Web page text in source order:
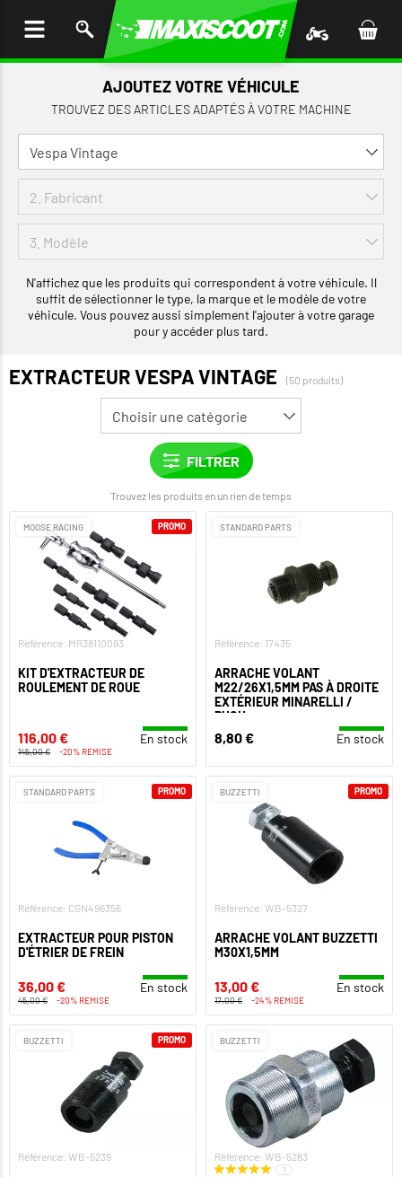
AJOUTEZ VOTRE VÉHICULE
TROUVEZ DES ARTICLES ADAPTÉS À VOTRE MACHINE
N'affichez que les produits qui correspondent à votre véhicule. Il
suffit de sélectionner le type, la marque et le modèle de votre
véhicule. Vous pouvez aussi simplement l'ajouter à votre garage
pour y accéder plus tard.
EXTRACTEUR VESPA VINTAGE (50 produits)
Trouvez les produits en un rien de temps
MOOSE RACING
Référence: MR38110093
KIT D'EXTRACTEUR DE
ROULEMENT DE ROUE
116,00 € En stock
145,00 € -20% REMISE
PROMO STANDARD PARTS
Référence: 17435
ARRACHE VOLANT
M22/26X1,5MM PAS À DROITE
EXTÉRIEUR MINARELLI /
PUCH
8,80 € En stock
STANDARD PARTS
Référence: CGN496356
EXTRACTEUR POUR PISTON
D'ÉTRIER DE FREIN
36,00 € En stock
45,00 € -20% REMISE
PROMO BUZZETTI
Référence: WB-5327
ARRACHE VOLANT BUZZETTI
M30X1,5MM
13,00 € En stock
17,00 € -24% REMISE
PROMO
BUZZETTI
Référence: WB-5239
PROMO BUZZETTI
Référence: WB-5283
1